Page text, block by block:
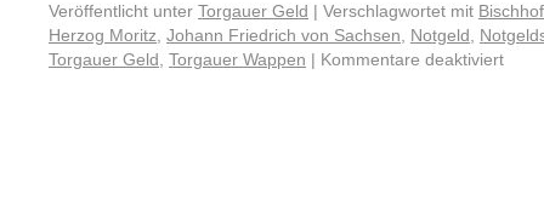
Veröffentlicht unter Torgauer Geld | Verschlagwortet mit
Herzog Moritz Johann Friedrich von Sachsen Notgeld
Torgauer Geld Torgauer Wappen | Kommentare deaktiviert